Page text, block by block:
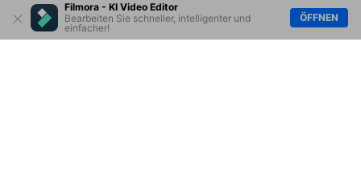
Filmora - KI Video Editor
Bearbeiten Sie schneller, intelligenter und
einfacher!
ÖFFNEN